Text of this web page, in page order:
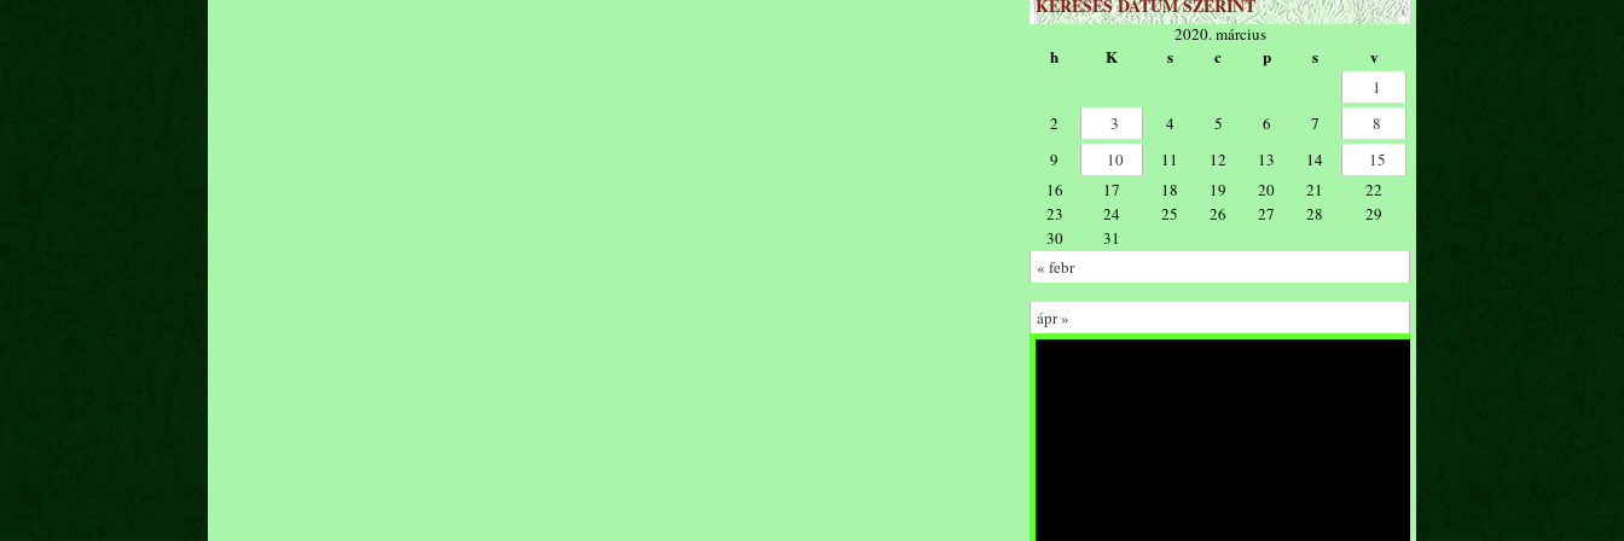
KERESÉS DÁTUM SZERINT
2020. március
h K s c p s v
1
2
3 4 5 6 7
8
9
10 11 12 13 14
15
16
17 18 19 20 21
22
23
24 25 26 27 28
29
30
31
« febr
ápr »